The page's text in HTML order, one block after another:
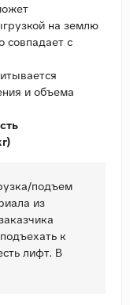
на землю
совпадает с
и объема
подъем
из
к
лифт. В